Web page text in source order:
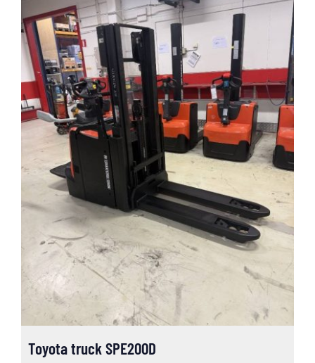
Toyota truck SPE200D